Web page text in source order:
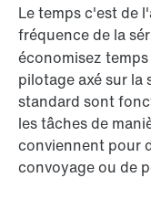
Le temps c'est de
fréquence de la
économisez
pilotage axé sur la
standard sont
les tâches de
conviennent pour
convoyage ou de